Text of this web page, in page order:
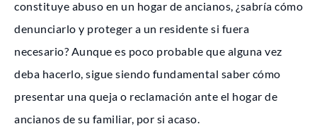
constituye abuso en un hogar de ancianos, ¿sabría cómo
denunciarlo y proteger a un residente si fuera
necesario? Aunque es poco probable que alguna vez
deba hacerlo, sigue siendo fundamental saber cómo
presentar una queja o reclamación ante el hogar de
ancianos de su familiar, por si acaso.